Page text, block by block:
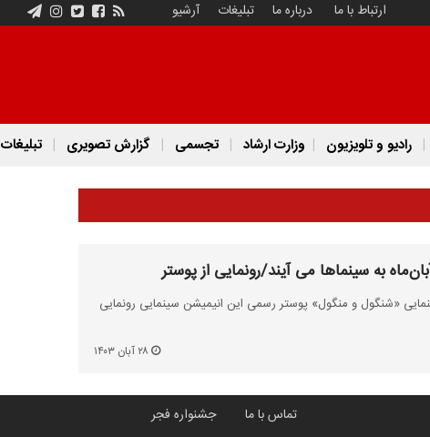
ارتباط با ما درباره ما تبلیغات آرشیو
رادیو و تلویزیون وزارت ارشاد تجسمی گزارش تصویری تبلیغات
«شنگول و منگول» پوستر رسمی این انیمیشن سینمایی رونمایی
تماس با ما جشنواره فجر